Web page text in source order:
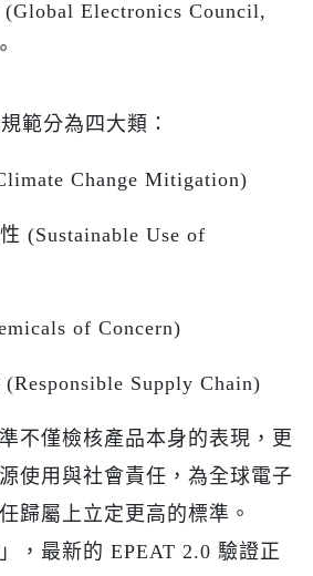
Electronics Council,
範分為四大類：
Change Mitigation)
(Sustainable Use of
of Concern)
Supply Chain)
不僅檢核產品本身的表現，更
使用與社會責任，為全球電子
歸屬上立定更高的標準。
，最新的 EPEAT 2.0 驗證正